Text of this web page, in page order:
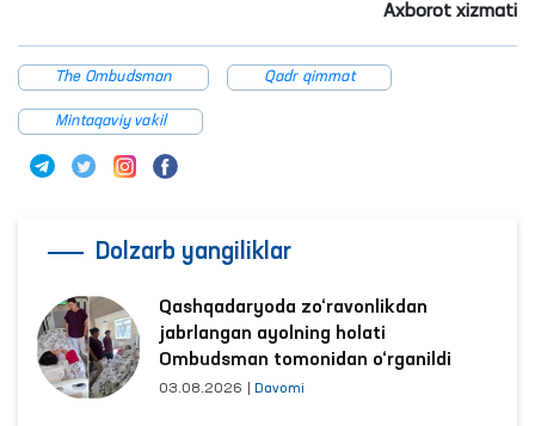
Axborot xizmati
The Ombudsman Qadr qimmat
Mintaqaviy vakil
Dolzarb yangiliklar
Qashqadaryoda zo‘ravonlikdan
jabrlangan ayolning holati
Ombudsman tomonidan o‘rganildi
03.08.2026 Davomi